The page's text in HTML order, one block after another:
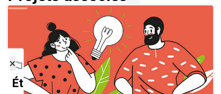
×
Étapes du projet